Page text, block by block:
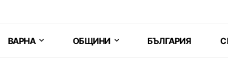
ВАРНА ОБЩИНИ БЪЛГАРИЯ